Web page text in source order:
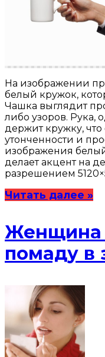
На изображении
белый кружок,
Чашка выглядит
либо узоров. Рука,
держит кружку,
утонченности и
изображения
делает акцент на
разрешением
Читать далее »
Женщина
помаду в